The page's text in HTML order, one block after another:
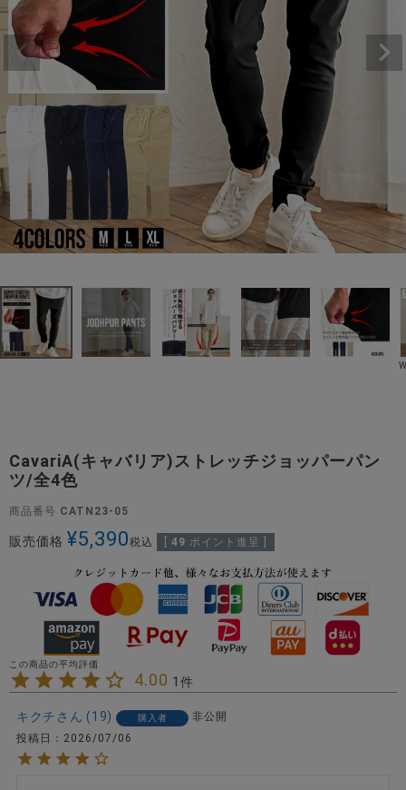
CavariA(キャバリア)ストレッチジョッパーパン
ツ/全4色
商品番号 CATN23-05
販売価格 ¥5,390税込 49 ポイント進呈 ]
4.00 1
キクチ 19 購入者
非公開
投稿日
2026/07/06